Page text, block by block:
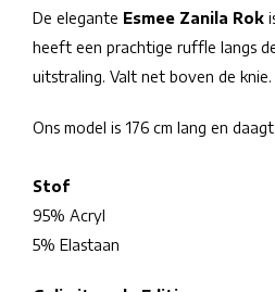
De elegante Esmee Zanila Rok
heeft een prachtige ruffle langs
uitstraling. Valt net boven de knie.
Ons model is 176 cm lang en
Stof
95% Acryl
5% Elastaan